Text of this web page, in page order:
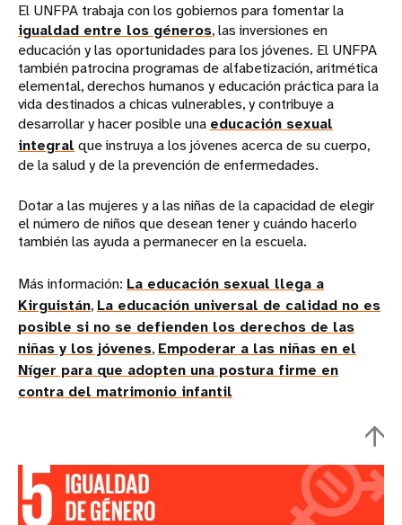
El UNFPA trabaja con los gobiernos para fomentar la
igualdad entre los géneros, las inversiones en
educación y las oportunidades para los jóvenes. El UNFPA
también patrocina programas de alfabetización, aritmética
elemental, derechos humanos y educación práctica para la
vida destinados a chicas vulnerables, y contribuye a
desarrollar y hacer posible una educación sexual
integral que instruya a los jóvenes acerca de su cuerpo,
de la salud y de la prevención de enfermedades.
Dotar a las mujeres y a las niñas de la capacidad de elegir
el número de niños que desean tener y cuándo hacerlo
también las ayuda a permanecer en la escuela.
Más información: La educación sexual llega a
Kirguistán, La educación universal de calidad no es
posible si no se defienden los derechos de las
niñas y los jóvenes, Empoderar a las niñas en el
Níger para que adopten una postura firme en
contra del matrimonio infantil